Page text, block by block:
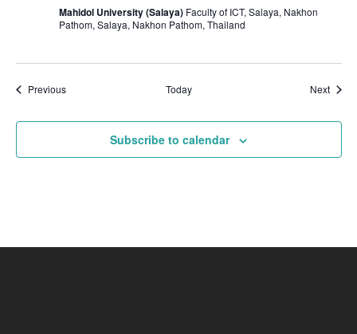
Mahidol University (Salaya) Faculty of ICT, Salaya, Nakhon
Pathom, Salaya, Nakhon Pathom, Thailand
PreviousEvents Today Next
Subscribe to calendar